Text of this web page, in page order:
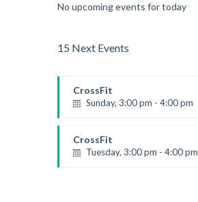
No upcoming events for today
15 Next Events
CrossFit
Sunday, 3:00 pm - 4:00 pm
Kevin Nomak
CrossFit
Tuesday, 3:00 pm - 4:00 pm